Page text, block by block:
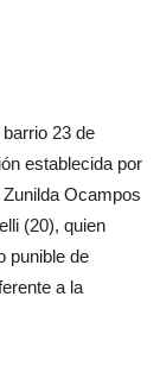
23 de
establecida por
Ocampos
(20), quien
punible de
a la